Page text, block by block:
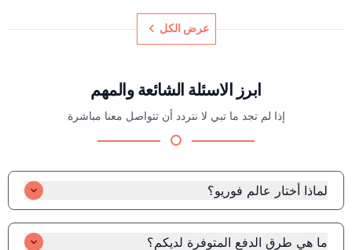
عرض الكل
ابرز الاسئلة الشائعة والمهم
إذا لم تجد ما تبي لا نتردد أن تتواصل معنا مباشرة
لماذا أختار عالم فوريو؟
لم يكن مناسبًا لك. ضمان توصيل ذهبي: نوصل طلباتك بحرص تام،
ما هي طرق الدفع المتوفرة لديكم؟